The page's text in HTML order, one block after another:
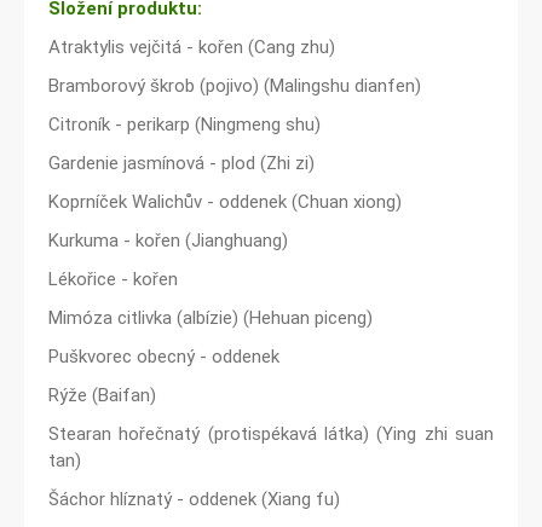
Složení produktu:
Atraktylis vejčitá - kořen (Cang zhu)
Bramborový škrob (pojivo) (Malingshu dianfen)
Citroník - perikarp (Ningmeng shu)
Gardenie jasmínová - plod (Zhi zi)
Koprníček Walichův - oddenek (Chuan xiong)
Kurkuma - kořen (Jianghuang)
Lékořice - kořen
Mimóza citlivka (albízie) (Hehuan piceng)
Puškvorec obecný - oddenek
Rýže (Baifan)
Stearan hořečnatý (protispékavá látka) (Ying zhi suan
tan)
Šáchor hlíznatý - oddenek (Xiang fu)